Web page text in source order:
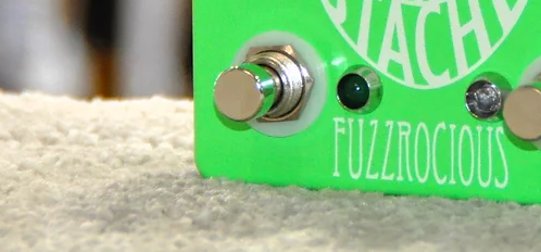
“pour le prix”. C’est une très bonne guitare, point final, capable de tenir tête à
des instruments bien plus coûteux. Pour le guitariste qui cherche l’esprit Strat
avec une vision moderne, sans concessions sur le confort, la polyvalence et la
fiabilité, son rapport qualité-prix est tout simplement exceptionnel. Une vraie
réussite, et probablement l’un des meilleurs choix actuels dans sa catégorie.